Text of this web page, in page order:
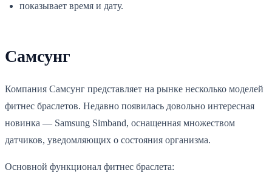
показывает время и дату.
Самсунг
Компания Самсунг представляет на рынке несколько моделей
фитнес браслетов. Недавно появилась довольно интересная
новинка — Samsung Simband, оснащенная множеством
датчиков, уведомляющих о состояния организма.
Основной функционал фитнес браслета: